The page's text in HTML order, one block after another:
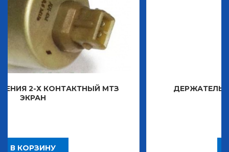
МТЗ ДЕРЖАТЕЛЬ ЗНАКА